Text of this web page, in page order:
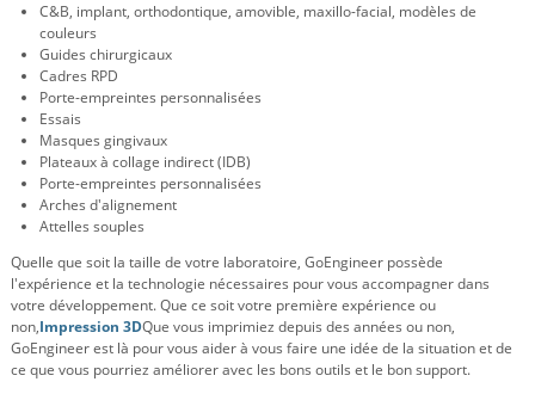
C&B, implant, orthodontique, amovible, maxillo-facial, modèles de
couleurs
Guides chirurgicaux
Cadres RPD
Porte-empreintes personnalisées
Essais
Masques gingivaux
Plateaux à collage indirect (IDB)
Porte-empreintes personnalisées
Arches d'alignement
Attelles souples
Quelle que soit la taille de votre laboratoire, GoEngineer possède
l'expérience et la technologie nécessaires pour vous accompagner dans
votre développement. Que ce soit votre première expérience ou
non,Impression 3DQue vous imprimiez depuis des années ou non,
GoEngineer est là pour vous aider à vous faire une idée de la situation et de
ce que vous pourriez améliorer avec les bons outils et le bon support.